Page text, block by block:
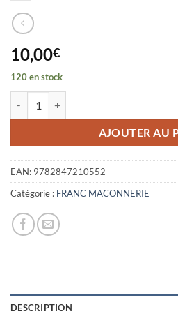
10,00€
120 en stock
AJOUTER AU
EAN: 9782847210552
Catégorie : FRANC MACONNERIE
DESCRIPTION